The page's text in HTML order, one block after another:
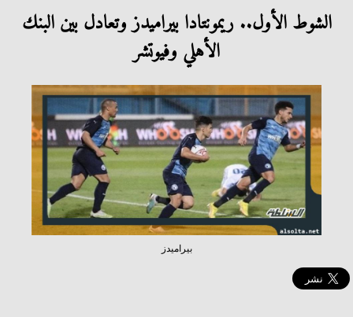
الشوط الأول.. ريمونتادا بيراميدز وتعادل بين البنك
الأهلي وفيوتشر
بيراميدز